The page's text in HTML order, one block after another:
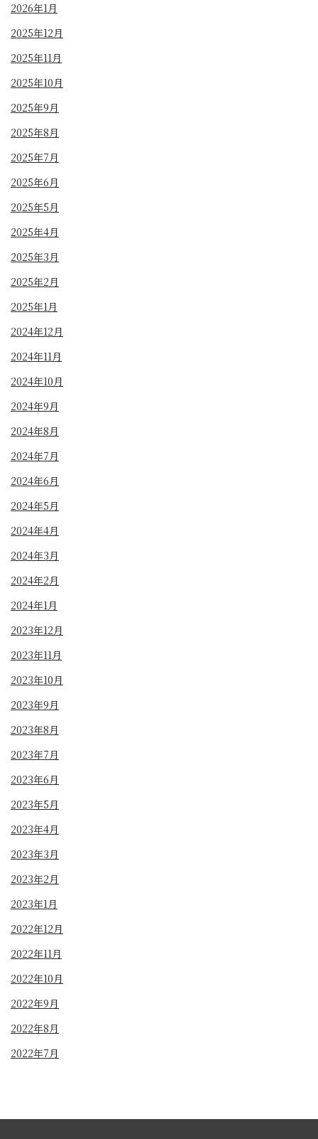
2026年1月
2025年12月
2025年11月
2025年10月
2025年9月
2025年8月
2025年7月
2025年6月
2025年5月
2025年4月
2025年3月
2025年2月
2025年1月
2024年12月
2024年11月
2024年10月
2024年9月
2024年8月
2024年7月
2024年6月
2024年5月
2024年4月
2024年3月
2024年2月
2024年1月
2023年12月
2023年11月
2023年10月
2023年9月
2023年8月
2023年7月
2023年6月
2023年5月
2023年4月
2023年3月
2023年2月
2023年1月
2022年12月
2022年11月
2022年10月
2022年9月
2022年8月
2022年7月